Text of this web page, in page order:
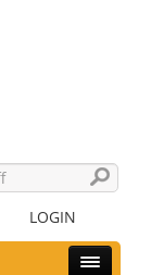
LOGIN